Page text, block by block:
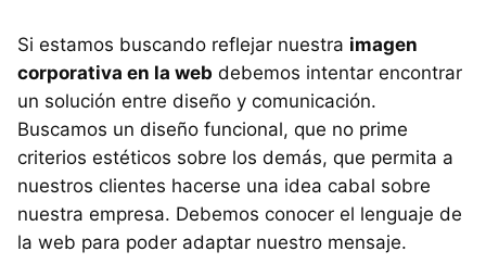
Si estamos buscando reflejar nuestra imagen
corporativa en la web debemos intentar encontrar
un solución entre diseño y comunicación.
Buscamos un diseño funcional, que no prime
criterios estéticos sobre los demás, que permita a
nuestros clientes hacerse una idea cabal sobre
nuestra empresa. Debemos conocer el lenguaje de
la web para poder adaptar nuestro mensaje.